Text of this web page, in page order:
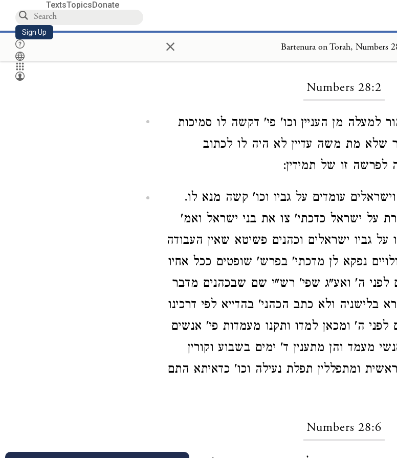
TextsTopicsDonate
Sign Up × Bartenura on Torah, Numbers
Numbers 28:2
למעלה מן העניין וכו' פי' דקשה לו סמיכות
שלא מת משה עדיין לא היה לו לכתוב
זו של תמידין:
וישראלים עומדים על גביו וכו' קשה מנא לו.
על ישראל כדכתי' צו את בני ישראל ואמ'
גביו ישראלים וכהנים פשיטא שאין העבודה
נפקא לן מדכתי' בפרש' שופטים ככל אחיו
לפני ה' ואע"ג שפי' רש"י שם שבכהנים מדבר
בלישניה ולא כתב הכהני' בהדייא לפי דרכינו
לפני ה' ומכאן למדו ותקנו מעמדות פי' אנשים
מעמד והן מתענין ד' ימים בשבוע וקורין
ומתפללין תפלת נעילה וכו' כדאיתא התם
Numbers 28:6